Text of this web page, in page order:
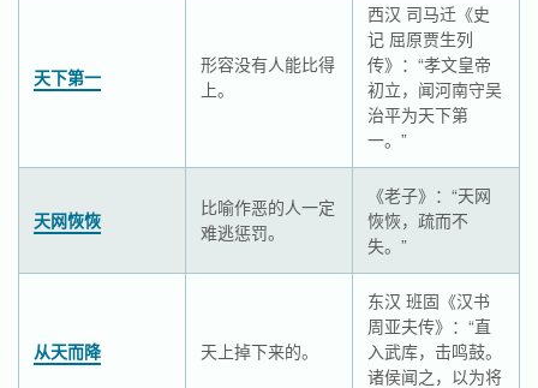
天下第一
形容没有人能比得
上。
西汉 司马迁《史
记 屈原贾生列
传》：“孝文皇帝
初立，闻河南守吴
治平为天下第
一。”
天网恢恢
比喻作恶的人一定
难逃惩罚。
《老子》：“天网
恢恢，疏而不
失。”
从天而降 天上掉下来的。
东汉 班固《汉书
周亚夫传》：“直
入武库，击鸣鼓。
诸侯闻之，以为将